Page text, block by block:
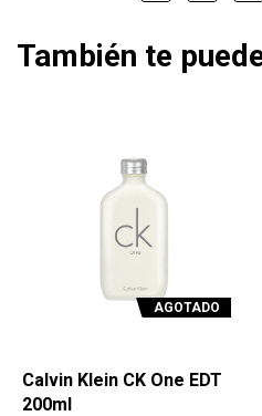
También te
AGOTADO
Calvin Klein CK One EDT
200ml